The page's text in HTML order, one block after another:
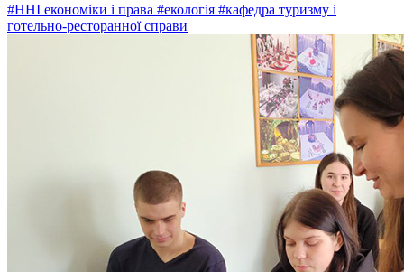
#ННІ економіки і права #екологія #кафедра туризму і
готельно-ресторанної справи